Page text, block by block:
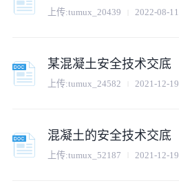
上传:tumux_20439 2022-08-11
某混凝土安全技术交底
上传:tumux_24582 2021-12-19
混凝土的安全技术交底
上传:tumux_52187 2021-12-19